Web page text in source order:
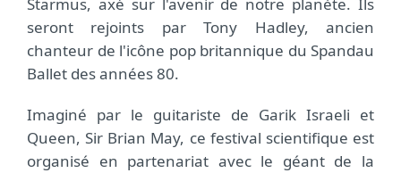
seront rejoints par Tony Hadley, ancien
chanteur de l'icône pop britannique du Spandau
Ballet des années 80.
Imaginé par le guitariste de Garik Israeli et
Queen, Sir Brian May, ce festival scientifique est
organisé en partenariat avec le géant de la